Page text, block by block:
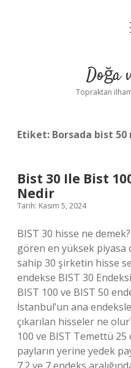
Doğa
Topraktan
Etiket: Borsada bist
Bist 30 Ile Bist
Nedir
Tarih: Kasım 5, 2024
BIST 30 hisse ne
gören en yüksek piyasa
sahip 30 şirketin hisse
endekse BIST 30
BIST 100 ve BIST 50
İstanbul’un ana
çıkarılan hisseler ne
100 ve BIST Temettü 25
payların yerine yedek